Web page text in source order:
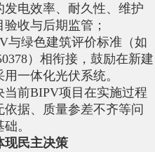
电效率、耐久性、维护
收与后期监管；
与绿色建筑评价标准（如
）相衔接，鼓励在新建
一体化光伏系统。
前BIPV项目在实施过程
据、质量参差不齐等问
。
现民主决策